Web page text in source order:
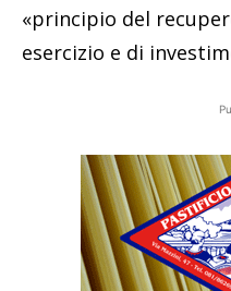
«principio del
esercizio e di